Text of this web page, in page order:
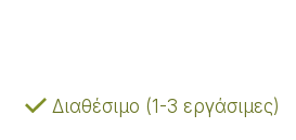
Διαθέσιμο (1-3 εργάσιμες)